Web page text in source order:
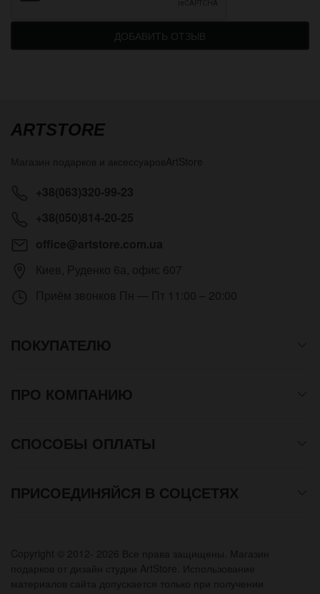
ДОБАВИТЬ ОТЗЫВ
ARTSTORE
ПОКУПАТЕЛЮ
ПРО КОМПАНИЮ
СПОСОБЫ ОПЛАТЫ
ПРИСОЕДИНЯЙСЯ В СОЦСЕТЯХ